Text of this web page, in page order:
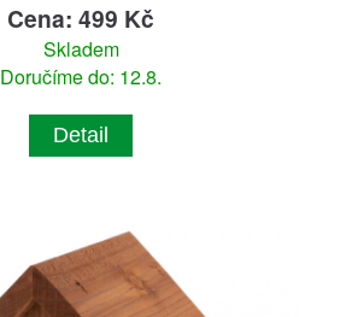
Cena: 499 Kč
Skladem
Doručíme do: 12.8.
Detail